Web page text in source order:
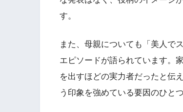
す。
また、母親についても「美人で
エピソードが語られています。
を出すほどの実力者だったと伝
う印象を強めている要因のひとつ